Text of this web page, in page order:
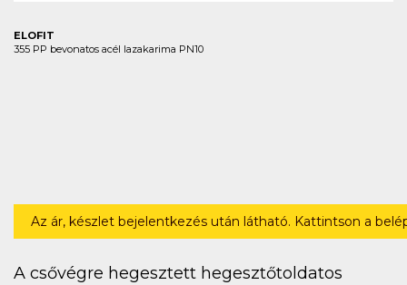
ELOFIT
355 PP bevonatos acél lazakarima PN10
Az ár, készlet bejelentkezés után látható. Kattintson a
A csővégre hegesztett hegesztőtoldatos